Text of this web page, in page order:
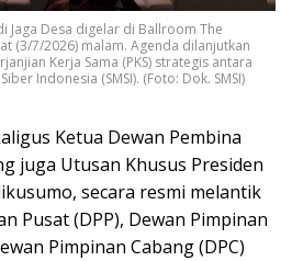
Jaga Desa digelar di Ballroom The
(3/7/2026) malam. Agenda dilanjutkan
Kerja Sama (PKS) strategis antara
Indonesia (SMSI). (Foto: Dok. SMSI)
Ketua Dewan Pembina
juga Utusan Khusus Presiden
secara resmi melantik
Pusat (DPP), Dewan Pimpinan
Pimpinan Cabang (DPC)